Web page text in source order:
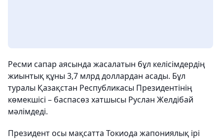
Ресми сапар аясында жасалатын бұл келісімдердің
жиынтық құны 3,7 млрд доллардан асады. Бұл
туралы Қазақстан Республикасы Президентінің
көмекшісі – баспасөз хатшысы Руслан Желдібай
мәлімдеді.
Президент осы мақсатта Токиода жапониялық ірі